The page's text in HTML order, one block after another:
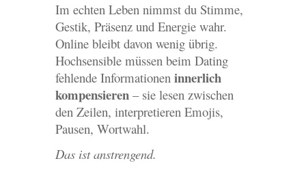
Im echten Leben nimmst du Stimme,
Gestik, Präsenz und Energie wahr.
Online bleibt davon wenig übrig.
Hochsensible müssen beim Dating
fehlende Informationen innerlich
kompensieren– sie lesen zwischen
den Zeilen, interpretieren Emojis,
Pausen, Wortwahl.
Das ist anstrengend.